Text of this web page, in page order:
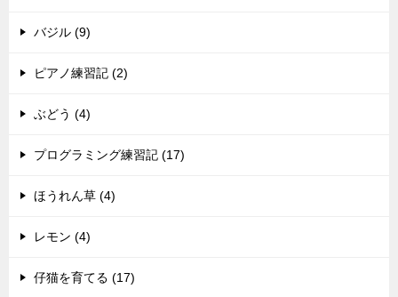
バジル (9)
ピアノ練習記 (2)
ぶどう (4)
プログラミング練習記 (17)
ほうれん草 (4)
レモン (4)
仔猫を育てる (17)